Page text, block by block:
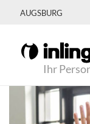
AUGSBURG
Ihr